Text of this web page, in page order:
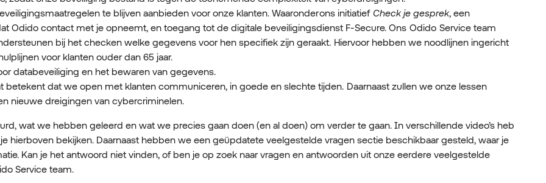
te blijven aanbieden voor onze klanten. Waaronder ons initiatief Check je gesprek, een
Odido contact met je opneemt, en toegang tot de digitale beveiligingsdienst F‑Secure. Ons Odido Service team
bij het checken welke gegevens voor hen specifiek zijn geraakt. Hiervoor hebben we noodlijnen ingericht
voor klanten ouder dan 65 jaar.
databeveiliging en het bewaren van gegevens.
betekent dat we open met klanten communiceren, in goede en slechte tijden. Daarnaast zullen we onze lessen
nieuwe dreigingen van cybercriminelen.
wat we hebben geleerd en wat we precies gaan doen (en al doen) om verder te gaan. In verschillende video’s heb
hierboven bekijken. Daarnaast hebben we een geüpdatete veelgestelde vragen sectie beschikbaar gesteld, waar je
Kan je het antwoord niet vinden, of ben je op zoek naar vragen en antwoorden uit onze eerdere veelgestelde
Service team.